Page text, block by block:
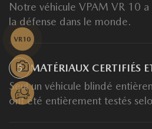
Notre véhicule VPAM VR 10
la défense dans le monde.
5
MATÉRIAUX CERTIFIÉS
Seul un véhicule blindé
ont été entièrement testés